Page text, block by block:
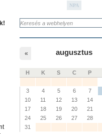
NPA
« augusztus
H K S C P
3
4 5 6 7
10
11 12 13 14
17
18 19 20 21
24
25 26 27 28
31